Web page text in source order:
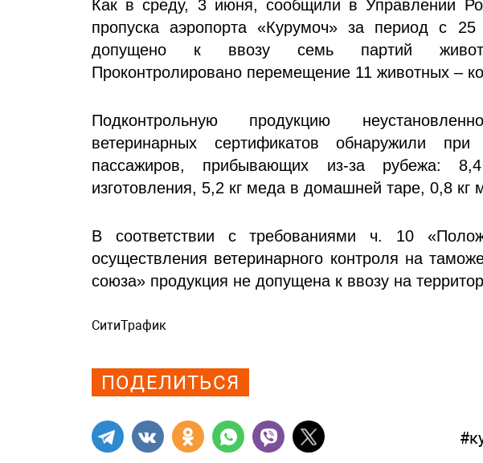
Как в среду, 3 июня, сообщили в Управлении
пропуска аэропорта «Курумоч» за период с
допущено к ввозу семь партий
Проконтролировано перемещение 11 животных –
Подконтрольную продукцию
ветеринарных сертификатов обнаружили
пассажиров, прибывающих из-за рубежа:
изготовления, 5,2 кг меда в домашней таре, 0,8 кг
В соответствии с требованиями ч. 10
осуществления ветеринарного контроля на
союза» продукция не допущена к ввозу на
СитиТрафик
ПОДЕЛИТЬСЯ